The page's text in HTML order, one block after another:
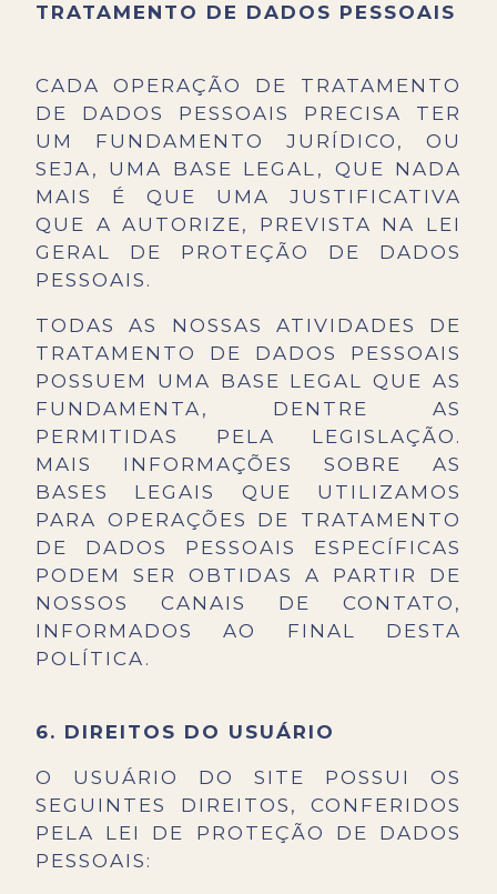
TRATAMENTO DE DADOS PESSOAIS
CADA OPERAÇÃO DE TRATAMENTO
DE DADOS PESSOAIS PRECISA TER
UM FUNDAMENTO JURÍDICO, OU
SEJA, UMA BASE LEGAL, QUE NADA
MAIS É QUE UMA JUSTIFICATIVA
QUE A AUTORIZE, PREVISTA NA LEI
GERAL DE PROTEÇÃO DE DADOS
PESSOAIS.
TODAS AS NOSSAS ATIVIDADES DE
TRATAMENTO DE DADOS PESSOAIS
POSSUEM UMA BASE LEGAL QUE AS
FUNDAMENTA, DENTRE AS
PERMITIDAS PELA LEGISLAÇÃO.
MAIS INFORMAÇÕES SOBRE AS
BASES LEGAIS QUE UTILIZAMOS
PARA OPERAÇÕES DE TRATAMENTO
DE DADOS PESSOAIS ESPECÍFICAS
PODEM SER OBTIDAS A PARTIR DE
NOSSOS CANAIS DE CONTATO,
INFORMADOS AO FINAL DESTA
POLÍTICA.
6. DIREITOS DO USUÁRIO
O USUÁRIO DO SITE POSSUI OS
SEGUINTES DIREITOS, CONFERIDOS
PELA LEI DE PROTEÇÃO DE DADOS
PESSOAIS: